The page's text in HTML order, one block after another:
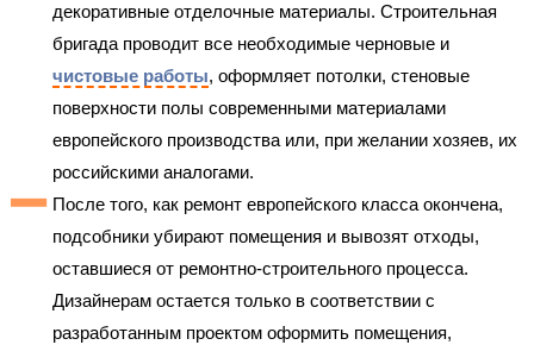
декоративные отделочные материалы. Строительная
бригада проводит все необходимые черновые и
чистовые работы, оформляет потолки, стеновые
поверхности полы современными материалами
европейского производства или, при желании хозяев, их
российскими аналогами.
После того, как ремонт европейского класса окончена,
подсобники убирают помещения и вывозят отходы,
оставшиеся от ремонтно-строительного процесса.
Дизайнерам остается только в соответствии с
разработанным проектом оформить помещения,